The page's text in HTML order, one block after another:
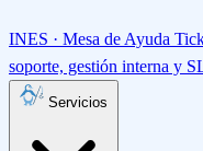
INES · Mesa de Ayuda
soporte, gestión interna y